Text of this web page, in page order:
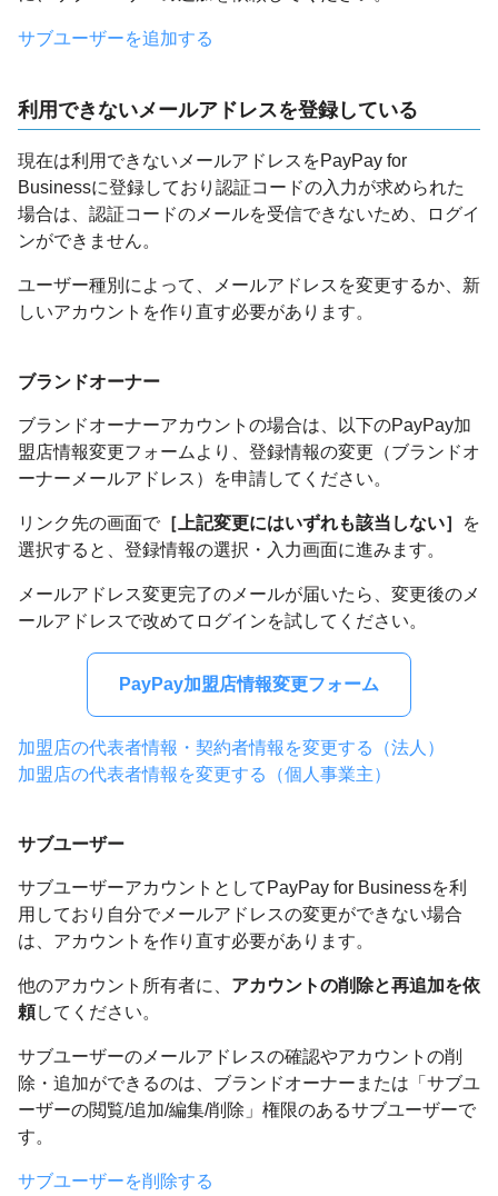
サブユーザーを追加する
利用できないメールアドレスを登録している
現在は利用できないメールアドレスをPayPay for
Businessに登録しており認証コードの入力が求められた
場合は、認証コードのメールを受信できないため、ログイ
ンができません。
ユーザー種別によって、メールアドレスを変更するか、新
しいアカウントを作り直す必要があります。
ブランドオーナー
ブランドオーナーアカウントの場合は、以下のPayPay加
盟店情報変更フォームより、登録情報の変更（ブランドオ
ーナーメールアドレス）を申請してください。
リンク先の画面で ［上記変更にはいずれも該当しない］
を
選択すると、登録情報の選択・入力画面に進みます。
メールアドレス変更完了のメールが届いたら、変更後のメ
ールアドレスで改めてログインを試してください。
PayPay加盟店情報変更フォーム
加盟店の代表者情報・契約者情報を変更する（法人）
加盟店の代表者情報を変更する（個人事業主）
サブユーザー
サブユーザーアカウントとしてPayPay for Businessを利
用しており自分でメールアドレスの変更ができない場合
は、アカウントを作り直す必要があります。
他のアカウント所有者に、 アカウントの削除と再追加を依
頼してください。
サブユーザーのメールアドレスの確認やアカウントの削
除・追加ができるのは、ブランドオーナーまたは「サブユ
ーザーの閲覧/追加/編集/削除」権限のあるサブユーザーで
す。
サブユーザーを削除する